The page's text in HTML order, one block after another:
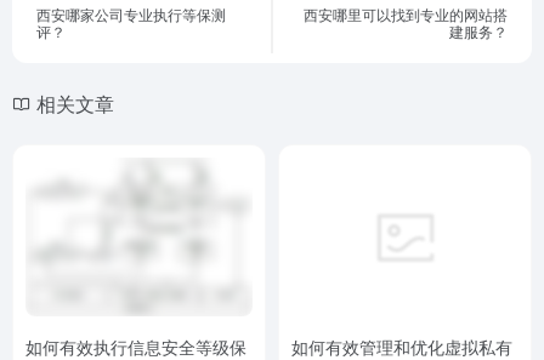
西安哪家公司专业执行等保测
评？
西安哪里可以找到专业的网站搭
建服务？
相关文章
如何有效执行信息安全等级保 如何有效管理和优化虚拟私有